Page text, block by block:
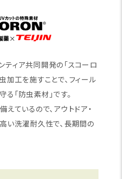
ティア共同開発の「スコーロ
加工を施すことで、フィール
「防虫素材」です。
ているので、アウトドア・
い洗濯耐久性で、長期間の